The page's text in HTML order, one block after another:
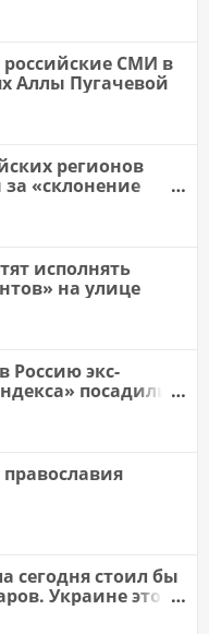
российские СМИ в
Аллы Пугачевой
регионов
«склонение
исполнять
на улице
Россию экс-
посадили
помогающему
сегодня стоил бы
Украине этого
нужно 500